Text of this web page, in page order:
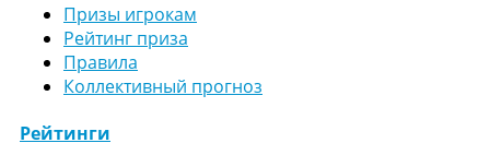
Призы игрокам
Рейтинг приза
Правила
Коллективный прогноз
Рейтинги